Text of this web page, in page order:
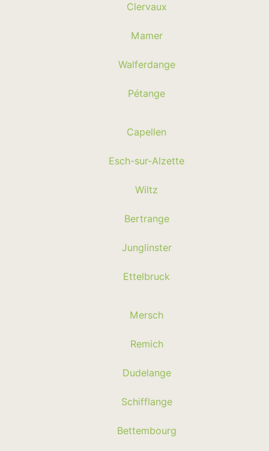
Clervaux
Mamer
Walferdange
Pétange
Capellen
Esch-sur-Alzette
Wiltz
Bertrange
Junglinster
Ettelbruck
Mersch
Remich
Dudelange
Schifflange
Bettembourg